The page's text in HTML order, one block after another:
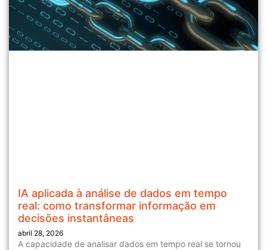
IA aplicada à análise de dados em tempo
real: como transformar informação em
decisões instantâneas
abril 28, 2026
A capacidade de analisar dados em tempo real se tornou